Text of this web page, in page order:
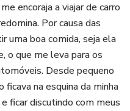
encoraja a viajar de carro
Por causa das
uma boa comida, seja ela
o que me leva para os
Desde pequeno
ficava na esquina da minha
ficar discutindo com meus